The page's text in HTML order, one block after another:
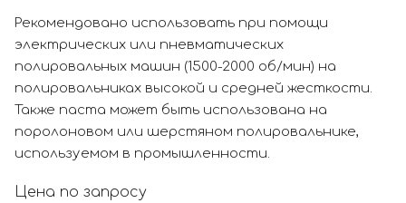
Рекомендовано использовать при помощи
электрических или пневматических
полировальных машин (1500-2000 об/мин) на
полировальниках высокой и средней жесткости.
Также паста может быть использована на
поролоновом или шерстяном полировальнике,
используемом в промышленности.
Цена по запросу